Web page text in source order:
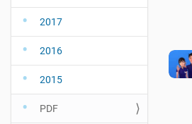
2017
2016
2015
PDF